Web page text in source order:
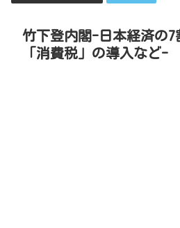
竹下登内閣-日本経済の7
「消費税」の導入など-